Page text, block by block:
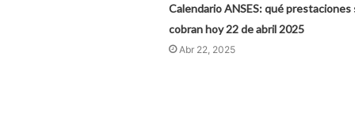
Calendario ANSES: qué prestaciones
cobran hoy 22 de abril 2025
Abr 22, 2025